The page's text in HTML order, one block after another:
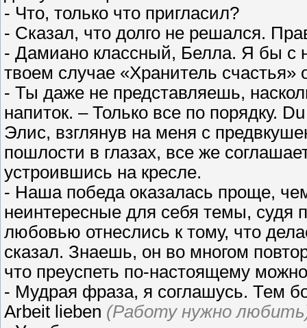
- Что, только что пригласил?
- Сказал, что долго не решался.
- Дамиано классный, Белла. Я бы с
твоем случае «Хранитель счастья»
- Ты даже не представляешь,
напиток. – Только все по порядку.
Элис, взглянув на меня с
пошлости в глазах, все же
устроившись на кресле.
- Наша победа оказалась проще,
неинтересные для себя темы, судя
любовью отнеслись к тому, что
сказал. Знаешь, он во многом
что преуспеть по-настоящему
- Мудрая фраза, я соглашусь. Тем
Arbeit lieben (Работу нужно